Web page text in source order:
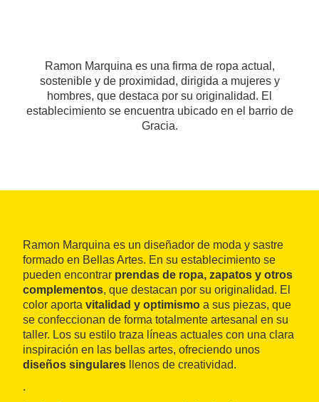
Ramon Marquina es una firma de ropa actual,
sostenible y de proximidad, dirigida a mujeres y
hombres, que destaca por su originalidad. El
establecimiento se encuentra ubicado en el barrio de
Gracia.
Ramon Marquina es un diseñador de moda y sastre
formado en Bellas Artes. En su establecimiento se
pueden encontrar prendas de ropa, zapatos y otros
complementos, que destacan por su originalidad. El
color aporta vitalidad y optimismo a sus piezas, que
se confeccionan de forma totalmente artesanal en su
taller. Los su estilo traza líneas actuales con una clara
inspiración en las bellas artes, ofreciendo unos
diseños singulares llenos de creatividad.
.